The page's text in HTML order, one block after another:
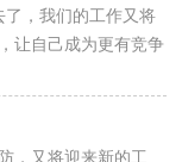
了，我们的工作又将
让自己成为更有竞争
帮大家整理...
，又将迎来新的工